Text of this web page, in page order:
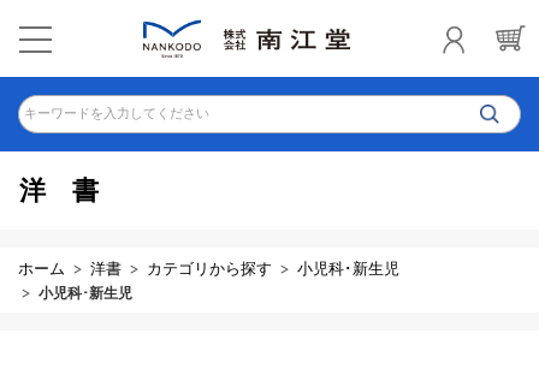
キーワードを入力してください
洋書
ホーム 洋書 カテゴリから探す 小児科･新生児
小児科･新生児